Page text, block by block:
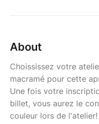
About
Choississez votre
macramé pour cette
Une fois votre
billet, vous aurez le
couleur lors de l'atelier!